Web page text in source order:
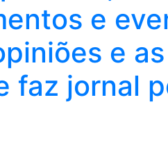
e
e
faz jornal